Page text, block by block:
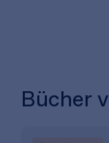
Bücher